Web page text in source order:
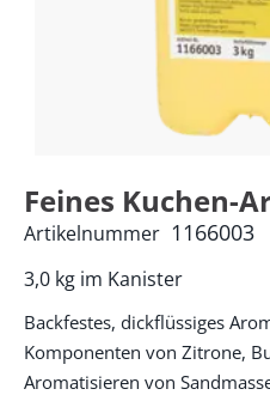
Feines Kuchen-
3,0 kg im Kanister
Artikelnummer 1166003
Backfestes, dickflüssiges
Komponenten von Zitrone,
Aromatisieren von